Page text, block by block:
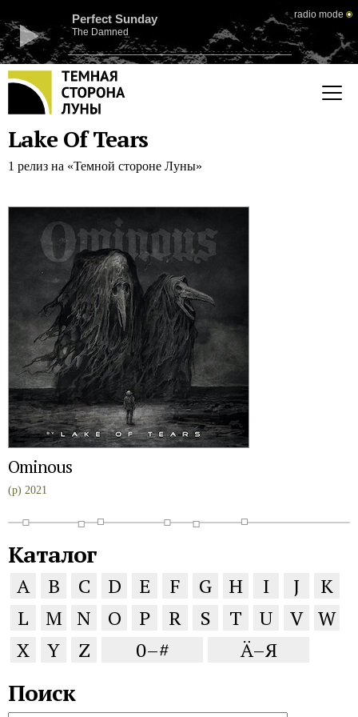
Perfect Sunday
The Damned
radio mode
Lake Of Tears
1 релиз на «Темной стороне Луны»
Ominous
(p) 2021
Каталог
A B C D E F G H I J
K
L
M N O P R S T U V W
X
Y Z 0–# Ä–Я
Поиск